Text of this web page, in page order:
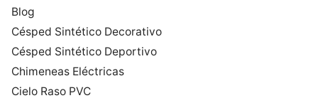
Blog
Césped Sintético Decorativo
Césped Sintético Deportivo
Chimeneas Eléctricas
Cielo Raso PVC